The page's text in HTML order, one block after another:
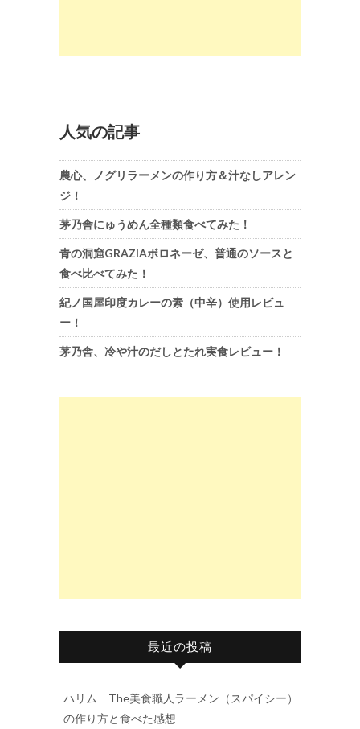
人気の記事
農心、ノグリラーメンの作り方＆汁なしアレン
ジ！
茅乃舎にゅうめん全種類食べてみた！
青の洞窟GRAZIAボロネーゼ、普通のソースと
食べ比べてみた！
紀ノ国屋印度カレーの素（中辛）使用レビュ
ー！
茅乃舎、冷や汁のだしとたれ実食レビュー！
最近の投稿
ハリム The美食職人ラーメン（スパイシー）
の作り方と食べた感想